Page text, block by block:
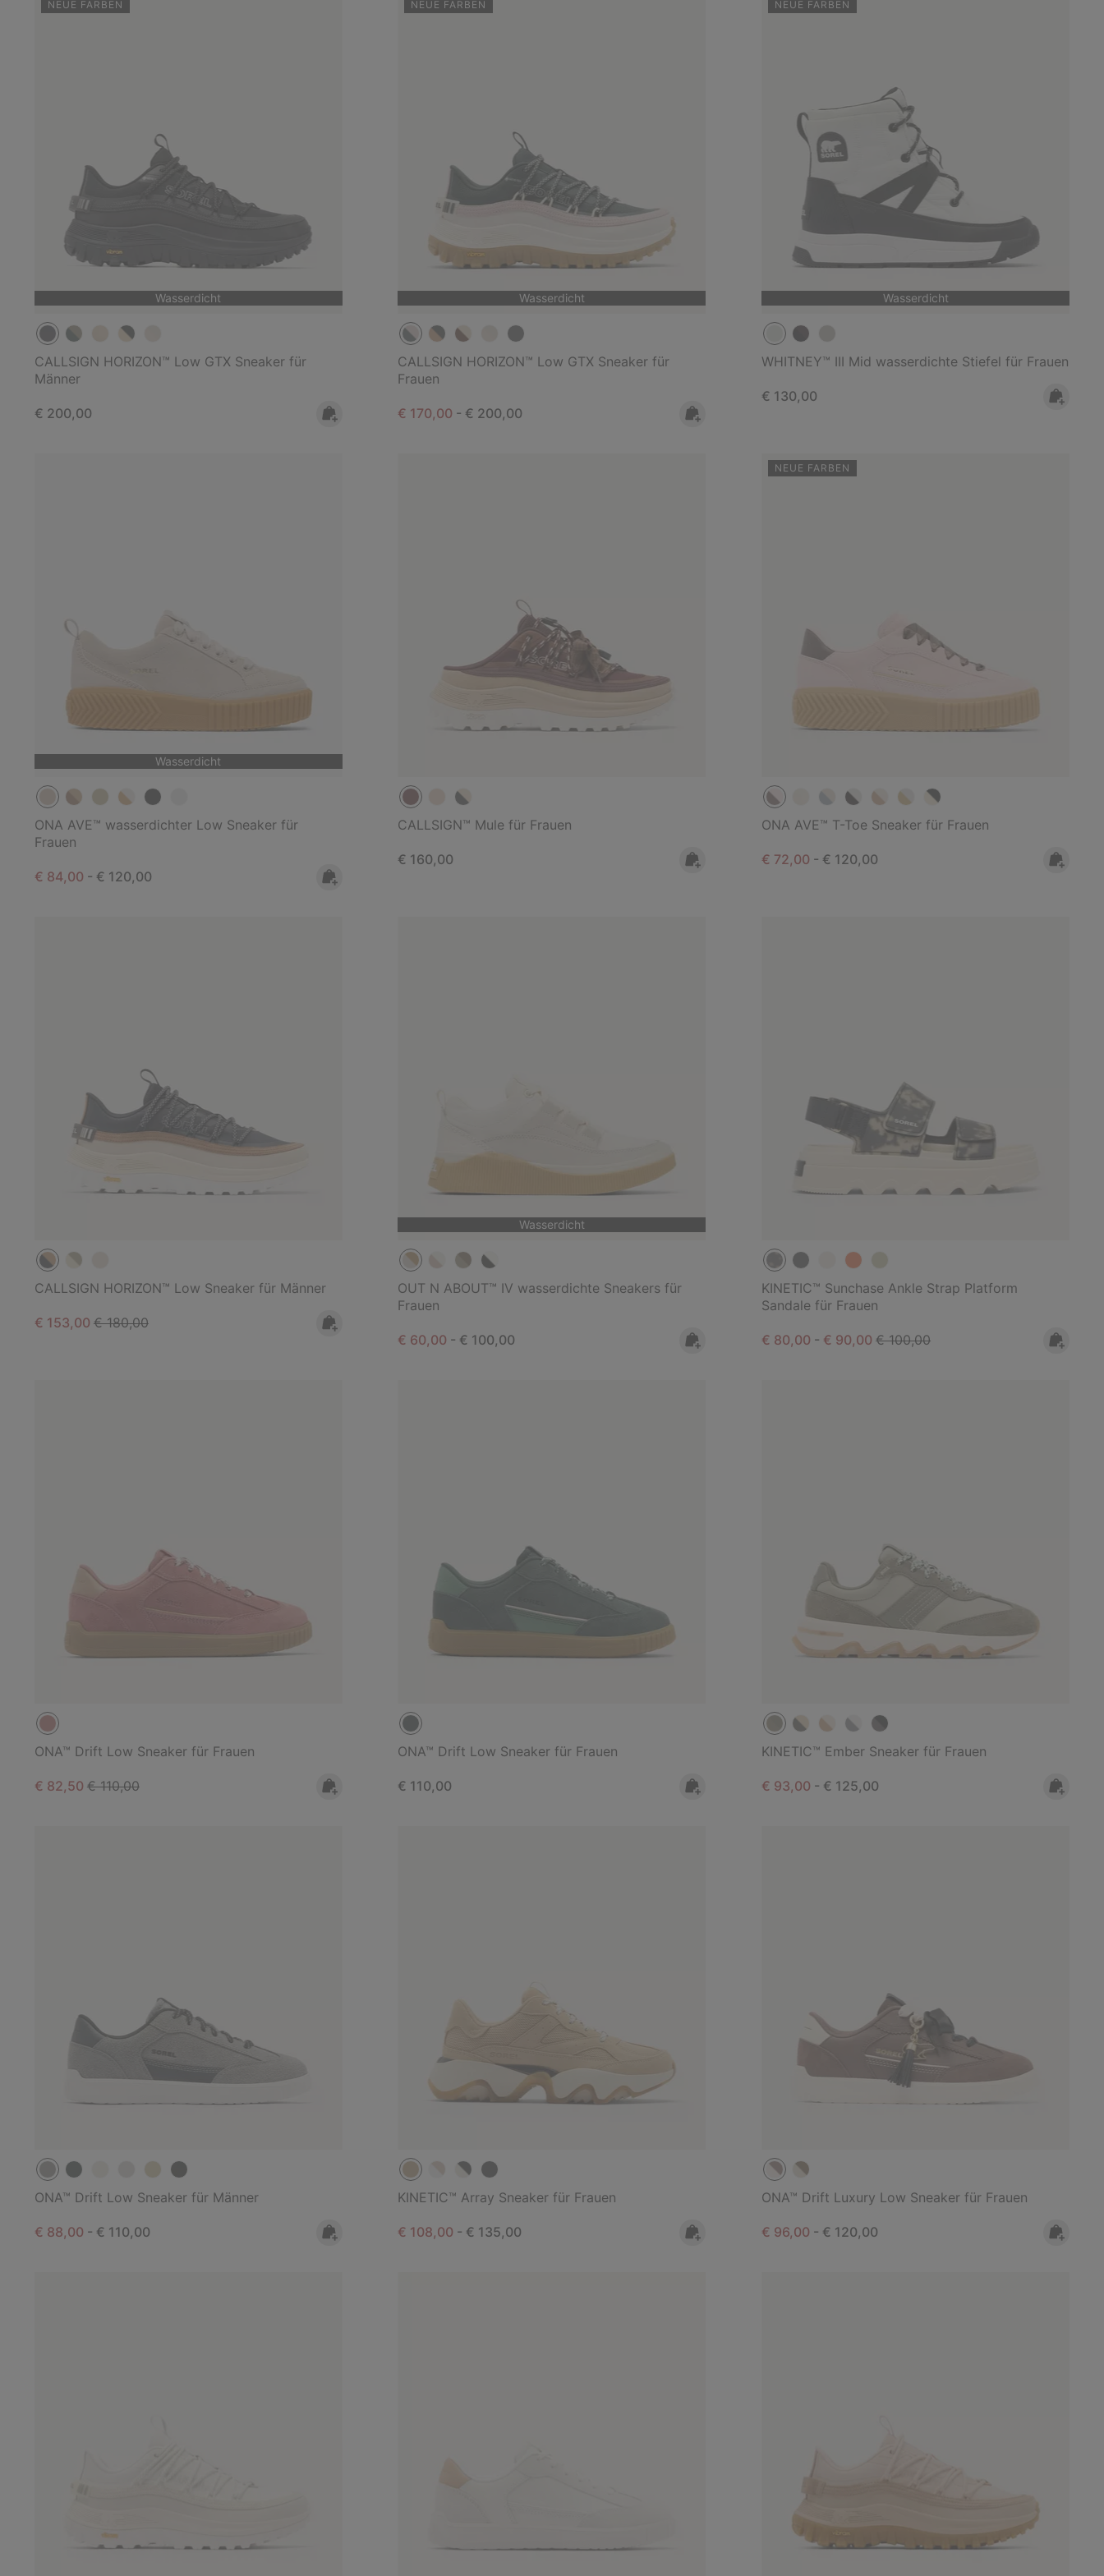
NEUE FARBEN
Wasserdicht
CALLSIGN HORIZON™ Low GTX Sneaker für
Männer
Regular price:
€ 200,00
NEUE FARBEN
Wasserdicht
CALLSIGN HORIZON™ Low GTX Sneaker für
Frauen
Minimum sale price:
€ 170,00 - Maximum price:
€ 200,00
NEUE FARBEN
Wasserdicht
WHITNEY™ III Mid wasserdichte Stiefel für Frauen
Regular price:
€ 130,00
Wasserdicht
ONA AVE™ wasserdichter Low Sneaker für
Frauen
Minimum sale price:
€ 84,00 - Maximum price:
€ 120,00
CALLSIGN™ Mule für Frauen
Regular price:
€ 160,00
NEUE FARBEN
ONA AVE™ T-Toe Sneaker für Frauen
Minimum sale price:
€ 72,00 - Maximum price:
€ 120,00
CALLSIGN HORIZON™ Low Sneaker für Männer
Sale price:
€ 153,00 Regular price:
€ 180,00
Wasserdicht
OUT N ABOUT™ IV wasserdichte Sneakers für
Frauen
Minimum sale price:
€ 60,00 - Maximum price:
€ 100,00
KINETIC™ Sunchase Ankle Strap Platform
Sandale für Frauen
Minimum sale price:
€ 80,00 - Maximum sale price:
€ 90,00Regular price:
€ 100,00
ONA™ Drift Low Sneaker für Frauen
Sale price:
€ 82,50 Regular price:
€ 110,00
ONA™ Drift Low Sneaker für Frauen
Regular price:
€ 110,00
KINETIC™ Ember Sneaker für Frauen
Minimum sale price:
€ 93,00 - Maximum price:
€ 125,00
ONA™ Drift Low Sneaker für Männer
Minimum sale price:
€ 88,00 - Maximum price:
€ 110,00
KINETIC™ Array Sneaker für Frauen
Minimum sale price:
€ 108,00 - Maximum price:
€ 135,00
ONA™ Drift Luxury Low Sneaker für Frauen
Minimum sale price:
€ 96,00 - Maximum price:
€ 120,00